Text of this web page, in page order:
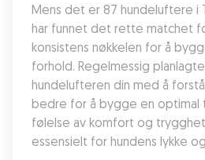
Mens det er 87 hundeluftere i
har funnet det rette matchet
konsistens nøkkelen for å
forhold. Regelmessig
hundelufteren din med å
bedre for å bygge en optimal
følelse av komfort og
essensielt for hundens lykke